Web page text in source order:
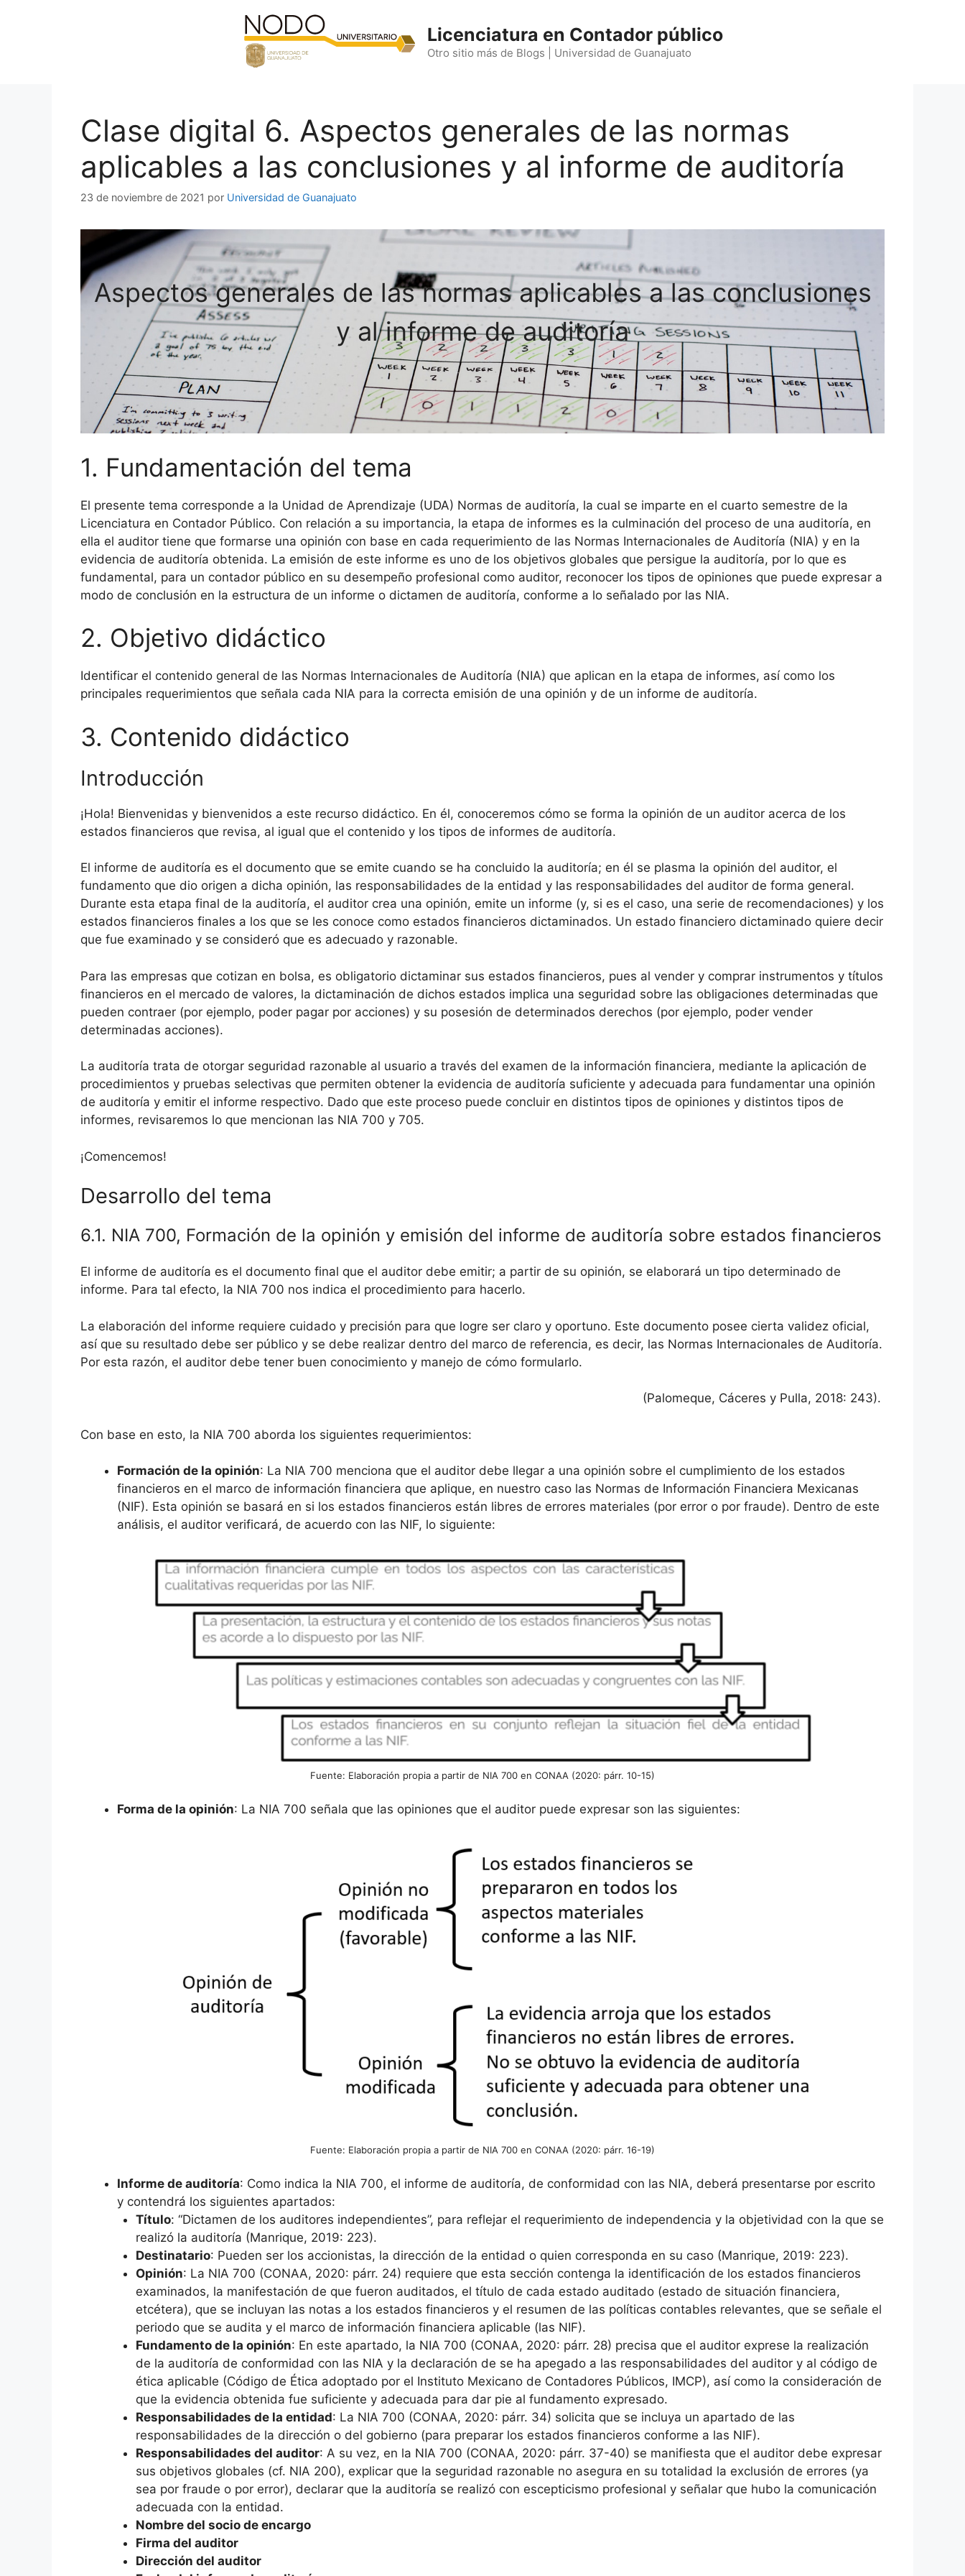
Licenciatura en Contador público
Otro sitio más de Blogs | Universidad de Guanajuato
Clase digital 6. Aspectos generales de las normas
aplicables a las conclusiones y al informe de auditoría
23 de noviembre de 2021 por Universidad de Guanajuato
Aspectos generales de las normas aplicables a las conclusiones
y al informe de auditoría
1. Fundamentación del tema
El presente tema corresponde a la Unidad de Aprendizaje (UDA) Normas de auditoría, la cual se imparte en el cuarto semestre de la
Licenciatura en Contador Público. Con relación a su importancia, la etapa de informes es la culminación del proceso de una auditoría, en
ella el auditor tiene que formarse una opinión con base en cada requerimiento de las Normas Internacionales de Auditoría (NIA) y en la
evidencia de auditoría obtenida. La emisión de este informe es uno de los objetivos globales que persigue la auditoría, por lo que es
fundamental, para un contador público en su desempeño profesional como auditor, reconocer los tipos de opiniones que puede expresar a
modo de conclusión en la estructura de un informe o dictamen de auditoría, conforme a lo señalado por las NIA.
2. Objetivo didáctico
Identificar el contenido general de las Normas Internacionales de Auditoría (NIA) que aplican en la etapa de informes, así como los
principales requerimientos que señala cada NIA para la correcta emisión de una opinión y de un informe de auditoría.
3. Contenido didáctico
Introducción
¡Hola! Bienvenidas y bienvenidos a este recurso didáctico. En él, conoceremos cómo se forma la opinión de un auditor acerca de los
estados financieros que revisa, al igual que el contenido y los tipos de informes de auditoría.
El informe de auditoría es el documento que se emite cuando se ha concluido la auditoría; en él se plasma la opinión del auditor, el
fundamento que dio origen a dicha opinión, las responsabilidades de la entidad y las responsabilidades del auditor de forma general.
Durante esta etapa final de la auditoría, el auditor crea una opinión, emite un informe (y, si es el caso, una serie de recomendaciones) y los
estados financieros finales a los que se les conoce como estados financieros dictaminados. Un estado financiero dictaminado quiere decir
que fue examinado y se consideró que es adecuado y razonable.
Para las empresas que cotizan en bolsa, es obligatorio dictaminar sus estados financieros, pues al vender y comprar instrumentos y títulos
financieros en el mercado de valores, la dictaminación de dichos estados implica una seguridad sobre las obligaciones determinadas que
pueden contraer (por ejemplo, poder pagar por acciones) y su posesión de determinados derechos (por ejemplo, poder vender
determinadas acciones).
La auditoría trata de otorgar seguridad razonable al usuario a través del examen de la información financiera, mediante la aplicación de
procedimientos y pruebas selectivas que permiten obtener la evidencia de auditoría suficiente y adecuada para fundamentar una opinión
de auditoría y emitir el informe respectivo. Dado que este proceso puede concluir en distintos tipos de opiniones y distintos tipos de
informes, revisaremos lo que mencionan las NIA 700 y 705.
¡Comencemos!
Desarrollo del tema
6.1. NIA 700, Formación de la opinión y emisión del informe de auditoría sobre estados financieros
El informe de auditoría es el documento final que el auditor debe emitir; a partir de su opinión, se elaborará un tipo determinado de
informe. Para tal efecto, la NIA 700 nos indica el procedimiento para hacerlo.
La elaboración del informe requiere cuidado y precisión para que logre ser claro y oportuno. Este documento posee cierta validez oficial,
así que su resultado debe ser público y se debe realizar dentro del marco de referencia, es decir, las Normas Internacionales de Auditoría.
Por esta razón, el auditor debe tener buen conocimiento y manejo de cómo formularlo.
(Palomeque, Cáceres y Pulla, 2018: 243).
Con base en esto, la NIA 700 aborda los siguientes requerimientos:
Formación de la opinión: La NIA 700 menciona que el auditor debe llegar a una opinión sobre el cumplimiento de los estados
financieros en el marco de información financiera que aplique, en nuestro caso las Normas de Información Financiera Mexicanas
(NIF). Esta opinión se basará en si los estados financieros están libres de errores materiales (por error o por fraude). Dentro de este
análisis, el auditor verificará, de acuerdo con las NIF, lo siguiente:
Fuente: Elaboración propia a partir de NIA 700 en CONAA (2020: párr. 10-15)
Forma de la opinión: La NIA 700 señala que las opiniones que el auditor puede expresar son las siguientes:
Fuente: Elaboración propia a partir de NIA 700 en CONAA (2020: párr. 16-19)
Informe de auditoría: Como indica la NIA 700, el informe de auditoría, de conformidad con las NIA, deberá presentarse por escrito
y contendrá los siguientes apartados:
Título: “Dictamen de los auditores independientes”, para reflejar el requerimiento de independencia y la objetividad con la que se
realizó la auditoría (Manrique, 2019: 223).
Destinatario: Pueden ser los accionistas, la dirección de la entidad o quien corresponda en su caso (Manrique, 2019: 223).
Opinión: La NIA 700 (CONAA, 2020: párr. 24) requiere que esta sección contenga la identificación de los estados financieros
examinados, la manifestación de que fueron auditados, el título de cada estado auditado (estado de situación financiera,
etcétera), que se incluyan las notas a los estados financieros y el resumen de las políticas contables relevantes, que se señale el
periodo que se audita y el marco de información financiera aplicable (las NIF).
Fundamento de la opinión: En este apartado, la NIA 700 (CONAA, 2020: párr. 28) precisa que el auditor exprese la realización
de la auditoría de conformidad con las NIA y la declaración de se ha apegado a las responsabilidades del auditor y al código de
ética aplicable (Código de Ética adoptado por el Instituto Mexicano de Contadores Públicos, IMCP), así como la consideración de
que la evidencia obtenida fue suficiente y adecuada para dar pie al fundamento expresado.
Responsabilidades de la entidad: La NIA 700 (CONAA, 2020: párr. 34) solicita que se incluya un apartado de las
responsabilidades de la dirección o del gobierno (para preparar los estados financieros conforme a las NIF).
Responsabilidades del auditor: A su vez, en la NIA 700 (CONAA, 2020: párr. 37-40) se manifiesta que el auditor debe expresar
sus objetivos globales (cf. NIA 200), explicar que la seguridad razonable no asegura en su totalidad la exclusión de errores (ya
sea por fraude o por error), declarar que la auditoría se realizó con escepticismo profesional y señalar que hubo la comunicación
adecuada con la entidad.
Nombre del socio de encargo
Firma del auditor
Dirección del auditor